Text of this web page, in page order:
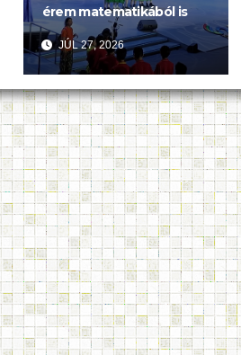
érem matematikából is
JÚL 27, 2026